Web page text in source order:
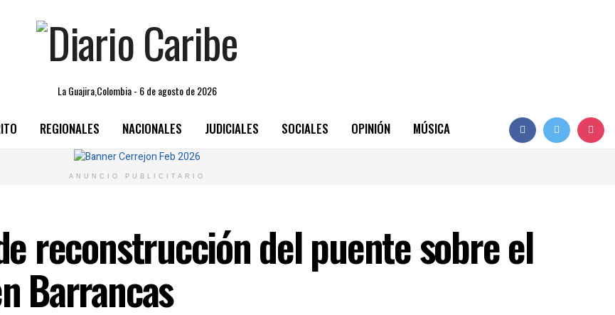
La Guajira,Colombia - 6 de agosto de 2026
REGIONALES NACIONALES JUDICIALES SOCIALES OPINIÓN MÚSICA
ANUNCIO PUBLICITARIO
reconstrucción del puente sobre el
Barrancas